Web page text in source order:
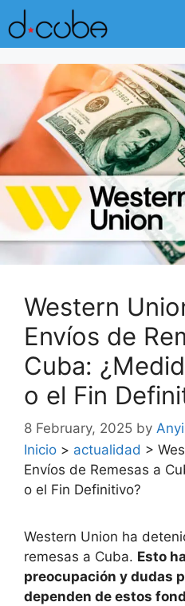
Skip
to
content
Western
Envíos de
Cuba:
o el Fin
8 February, 2025 by
Inicio > actualidad >
Envíos de Remesas a
o el Fin Definitivo?
Western Union ha
remesas a Cuba. Esto
preocupación y dudas
dependen de estos